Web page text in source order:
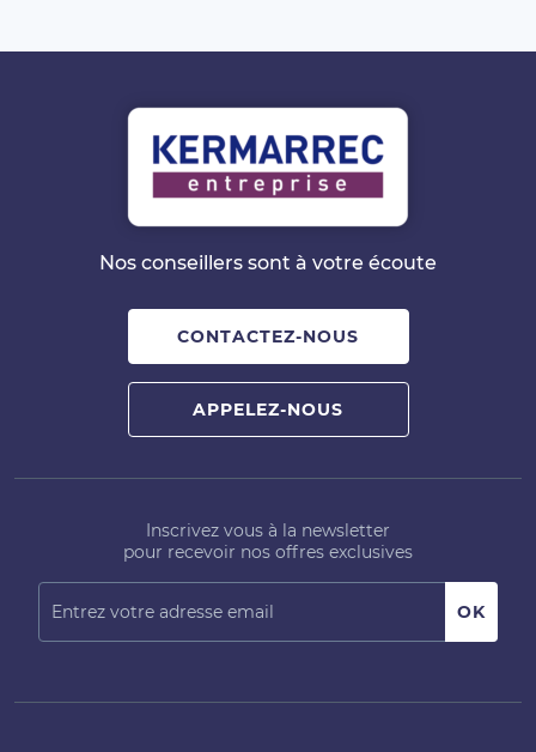
Nos conseillers sont à votre écoute
CONTACTEZ-NOUS
APPELEZ-NOUS
Inscrivez vous à la newsletter
pour recevoir nos offres exclusives